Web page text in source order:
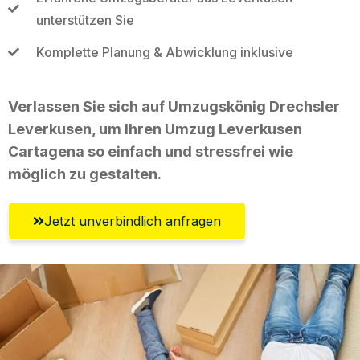
unterstützen Sie
Komplette Planung & Abwicklung inklusive
Verlassen Sie sich auf Umzugskönig Drechsler
Leverkusen, um Ihren Umzug Leverkusen
Cartagena so einfach und stressfrei wie
möglich zu gestalten.
Jetzt unverbindlich anfragen